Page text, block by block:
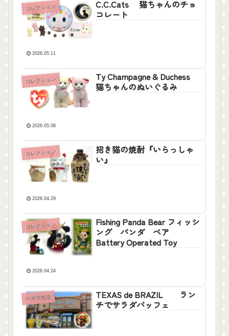
コレクション
C.C.Cats 猫ちゃんのチョ
コレート
2026.05.11
コレクション
Ty Champagne & Duchess
猫ちゃんのぬいぐるみ
2026.05.08
コレクション
招き猫の焼酎『いらっしゃ
い』
2026.04.29
コレクション
Fishing Panda Bear フィッシ
ング パンダ ベア
Battery Operated Toy
2026.04.24
ベガス生活
TEXAS de BRAZIL ラン
チでサラダバッフェ